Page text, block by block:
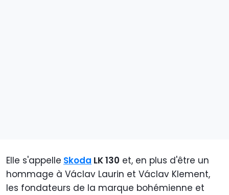
Elle s'appelle Skoda LK 130 et, en plus d'être un
hommage à Václav Laurin et Václav Klement,
les fondateurs de la marque bohémienne et